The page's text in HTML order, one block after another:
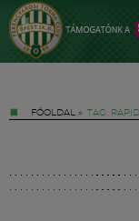
FŐOLDAL » TAG: